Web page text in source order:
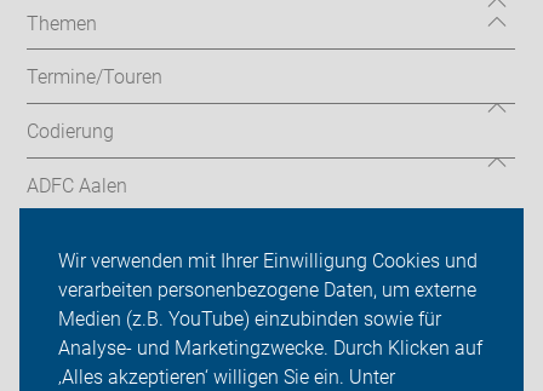
Wir verwenden mit Ihrer Einwilligung Cookies und
verarbeiten personenbezogene Daten, um externe
Medien (z.B. YouTube) einzubinden sowie für
Analyse- und Marketingzwecke. Durch Klicken auf
‚Alles akzeptieren‘ willigen Sie ein. Unter
Themen
Termine/Touren
Codierung
ADFC Aalen
ADFC Schwäbisch Gmünd
Sei dabei